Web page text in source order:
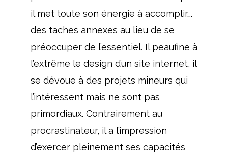
il met toute son énergie à accomplir….
des taches annexes au lieu de se
préoccuper de l’essentiel. Il peaufine à
l’extrême le design d’un site internet, il
se dévoue à des projets mineurs qui
l’intéressent mais ne sont pas
primordiaux. Contrairement au
procrastinateur, il a l’impression
d’exercer pleinement ses capacités